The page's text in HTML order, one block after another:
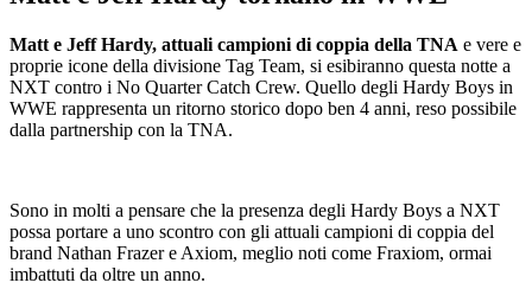
Matt e Jeff Hardy, attuali campioni di coppia della TNA e vere e
proprie icone della divisione Tag Team, si esibiranno questa notte a
NXT contro i No Quarter Catch Crew. Quello degli Hardy Boys in
WWE rappresenta un ritorno storico dopo ben 4 anni, reso possibile
dalla partnership con la TNA.
Sono in molti a pensare che la presenza degli Hardy Boys a NXT
possa portare a uno scontro con gli attuali campioni di coppia del
brand Nathan Frazer e Axiom, meglio noti come Fraxiom, ormai
imbattuti da oltre un anno.